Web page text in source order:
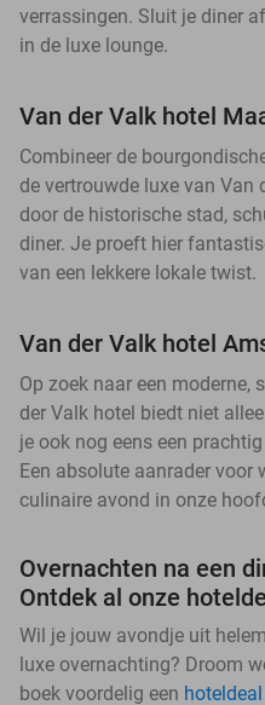
verrassingen. Sluit je diner
in de luxe lounge.
Van der Valk hotel
Combineer de
de vertrouwde luxe van Van
door de historische stad,
diner. Je proeft hier
van een lekkere lokale twist.
Van der Valk hotel
Op zoek naar een moderne,
der Valk hotel biedt niet
je ook nog eens een
Een absolute aanrader voor
culinaire avond in onze
Overnachten na een
Ontdek al onze
Wil je jouw avondje uit
luxe overnachting? Droom
boek voordelig een hoteldeal